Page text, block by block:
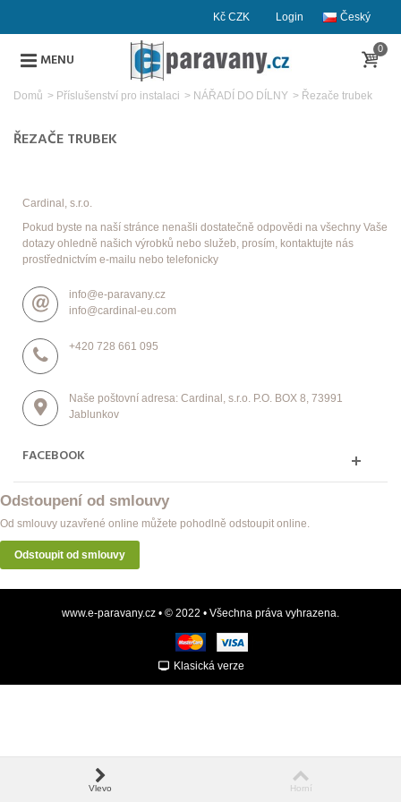
Český
Login
Kč CZK
MENU
0
Domů > Příslušenství pro instalaci > NÁŘADÍ DO DÍLNY > Řezače trubek
ŘEZAČE TRUBEK
Cardinal, s.r.o.
Pokud byste na naší stránce nenašli dostatečně odpovědi na všechny Vaše
dotazy ohledně našich výrobků nebo služeb, prosím, kontaktujte nás
prostřednictvím e-mailu nebo telefonicky
info@e-paravany.cz
info@cardinal-eu.com
+420 728 661 095
Naše poštovní adresa: Cardinal, s.r.o. P.O. BOX 8, 73991
Jablunkov
FACEBOOK
Odstoupení od smlouvy
Od smlouvy uzavřené online můžete pohodlně odstoupit online.
Odstoupit od smlouvy
www.e-paravany.cz • © 2022 • Všechna práva vyhrazena.
Klasická verze
Vlevo Horní